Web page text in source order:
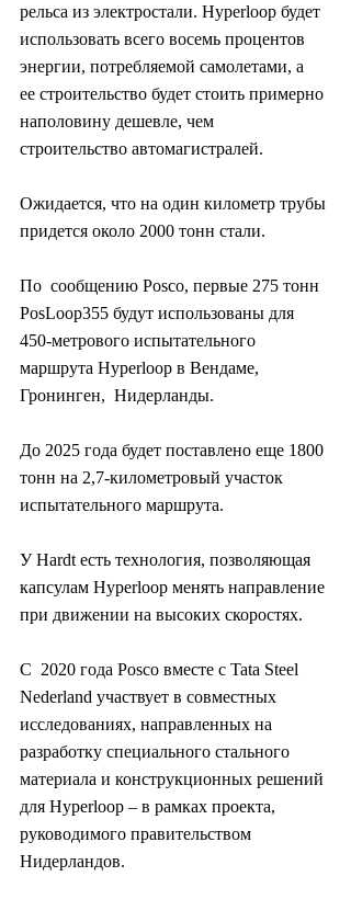
рельса из электростали. Hyperloop будет
использовать всего восемь процентов
энергии, потребляемой самолетами, а
ее строительство будет стоить примерно
наполовину дешевле, чем
строительство автомагистралей.
Ожидается, что на один километр трубы
придется около 2000 тонн стали.
По  сообщению Posco, первые 275 тонн
PosLoop355 будут использованы для
450-метрового испытательного
маршрута Hyperloop в Вендаме,
Гронинген,  Нидерланды.
До 2025 года будет поставлено еще 1800
тонн на 2,7-километровый участок
испытательного маршрута.
У Hardt есть технология, позволяющая
капсулам Hyperloop менять направление
при движении на высоких скоростях.
С  2020 года Posco вместе с Tata Steel
Nederland участвует в совместных
исследованиях, направленных на
разработку специального стального
материала и конструкционных решений
для Hyperloop – в рамках проекта,
руководимого правительством
Нидерландов.